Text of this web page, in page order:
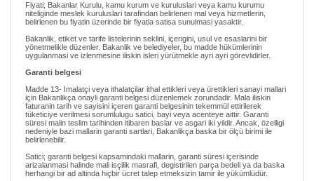
Fiyati; Bakanlar Kurulu, kamu kurum ve kuruluslari veya kamu kurumu
niteliginde meslek kuruluslari tarafindan belirlenen mal veya hizmetlerin,
belirlenen bu fiyatin üzerinde bir fiyatla satisa sunulmasi yasaktir.
Bakanlik, etiket ve tarife listelerinin seklini, içerigini, usul ve esaslarini bir
yönetmelikle düzenler. Bakanlik ve belediyeler, bu madde hükümlerinin
uygulanmasi ve izlenmesine iliskin isleri yürütmekle ayri ayri görevlidirler.
Garanti belgesi
Madde 13- Imalatçi veya ithalatçilar ithal ettikleri veya ürettikleri sanayi mallari
için Bakanlikça onayli garanti belgesi düzenlemek zorundadir. Mala iliskin
faturanin tarih ve sayisini içeren garanti belgesinin tekemmül ettirilerek
tüketiciye verilmesi sorumlulugu satici, bayi veya acenteye aittir. Garanti
süresi malin teslim tarihinden itibaren baslar ve asgari iki yildir. Ancak, özelligi
nedeniyle bazi mallarin garanti sartlari, Bakanlikça baska bir ölçü birimi ile
belirlenebilir.
Satici; garanti belgesi kapsamindaki mallarin, garanti süresi içerisinde
arizalanmasi halinde mali isçilik masrafi, degistirilen parça bedeli ya da baska
herhangi bir ad altinda hiçbir ücret talep etmeksizin tamir ile yükümlüdür.